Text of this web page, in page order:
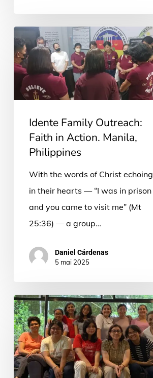
Idente
Family
Outreach:
Faith
in
Action.
Manila,
Philippines
Idente Family Outreach:
Faith in Action. Manila,
Philippines
With the words of Christ echoing
in their hearts — “I was in prison
and you came to visit me” (Mt
25:36) — a group…
Daniel Cárdenas
5 mai 2025
Dios
en
lo
cotidiano:
así